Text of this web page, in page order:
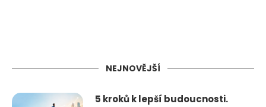
NEJNOVĚJŠÍ
5 kroků k lepší budoucnosti.